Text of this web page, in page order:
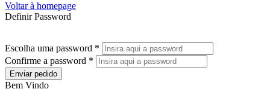
Voltar à homepage
Definir Password
Escolha uma password *
Confirme a password *
Enviar pedido
Bem Vindo